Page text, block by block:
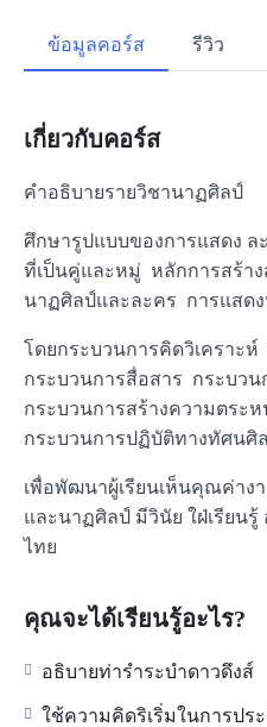
ข้อมูลคอร์ส รีวิว
เกี่ยวกับคอร์ส
คำอธิบายรายวิชานาฏศิลป์
ศึกษารูปแบบของการแสดง ล
ที่เป็นคู่และหมู่ หลักการสร้า
นาฏศิลป์และละคร การแสด
โดยกระบวนการคิดวิเคราะ
กระบวนการสื่อสาร กระบวน
กระบวนการสร้างความตระ
กระบวนการปฏิบัติทางทัศน
เพื่อพัฒนาผู้เรียนเห็นคุณค่าง
และนาฏศิลป์ มีวินัย ใฝ่เรียนรู้
ไทย
คุณจะได้เรียนรู้อะไร?
อธิบายท่ารำระบำดาวดึงส์
ใช้ความคิดริเริ่มในการปร